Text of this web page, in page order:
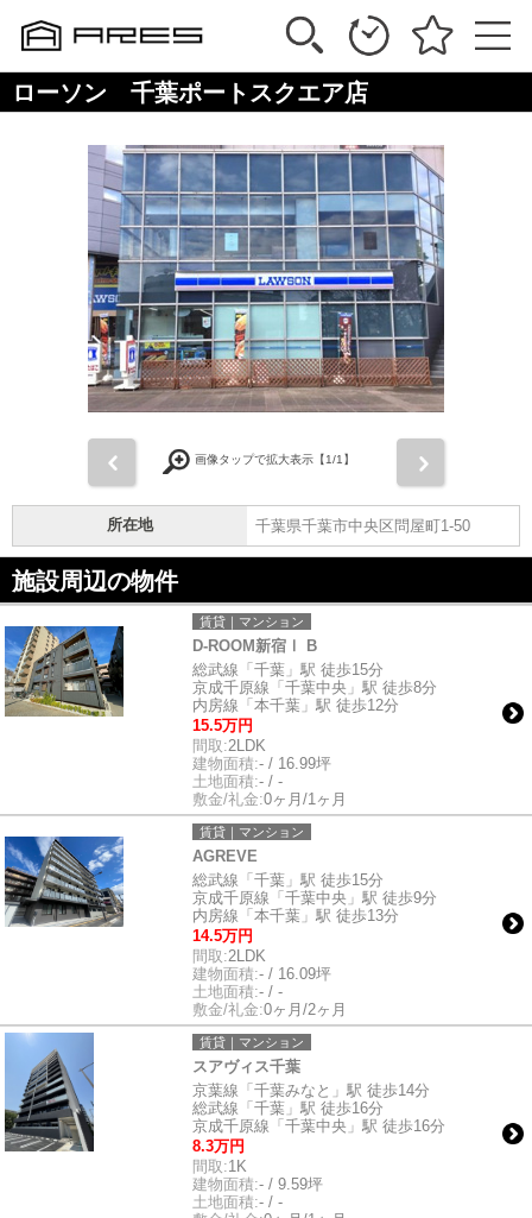
ローソン 千葉ポートスクエア店
画像タップで拡大表示【1/1】
所在地 千葉県千葉市中央区問屋町1-50
施設周辺の物件
賃貸｜マンション
D-ROOM新宿Ⅰ B
総武線「千葉」駅 徒歩15分
京成千原線「千葉中央」駅 徒歩8分
内房線「本千葉」駅 徒歩12分
15.5万円
間取:2LDK
建物面積:- / 16.99坪
土地面積:- / -
敷金/礼金:0ヶ月/1ヶ月
賃貸｜マンション
AGREVE
総武線「千葉」駅 徒歩15分
京成千原線「千葉中央」駅 徒歩9分
内房線「本千葉」駅 徒歩13分
14.5万円
間取:2LDK
建物面積:- / 16.09坪
土地面積:- / -
敷金/礼金:0ヶ月/2ヶ月
賃貸｜マンション
スアヴィス千葉
京葉線「千葉みなと」駅 徒歩14分
総武線「千葉」駅 徒歩16分
京成千原線「千葉中央」駅 徒歩16分
8.3万円
間取:1K
建物面積:- / 9.59坪
土地面積:- / -